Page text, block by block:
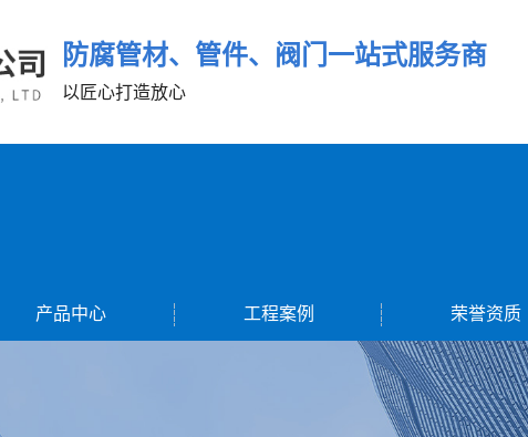
防腐管材、管件、阀门一站式服务商
以匠心打造放心
产品中心 工程案例 荣誉资质